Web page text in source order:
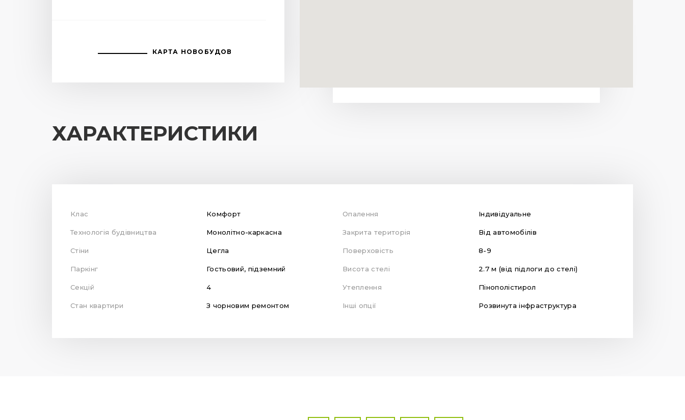
КАРТА НОВОБУДОВ
ХАРАКТЕРИСТИКИ
Клас Комфорт Опалення Індивідуальне
Технологія будівництва Монолітно-каркасна Закрита територія Від автомобілів
Стіни Цегла Поверховість 8-9
Паркінг Гостьовий, підземний Висота стелі 2.7 м (від підлоги до стелі)
Секцій 4 Утеплення Пінополістирол
Стан квартири З чорновим ремонтом Інші опції Розвинута інфраструктура